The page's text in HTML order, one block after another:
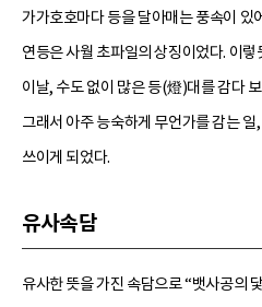
가가호호마다 등을 달아매는 풍속이
연등은 사월 초파일의 상징이었다. 이
이날, 수도 없이 많은 등(燈)대를 감다
그래서 아주 능숙하게 무언가를 감는
쓰이게 되었다.
유사속담
유사한 뜻을 가진 속담으로 “뱃사공의